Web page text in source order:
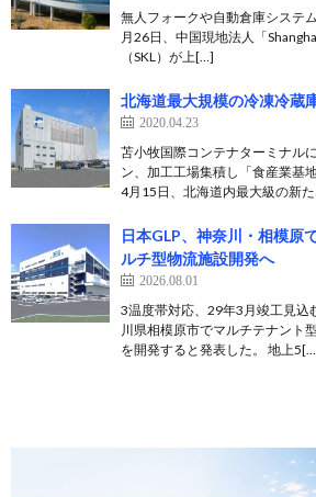
無人フォークや自動倉庫システ
月26日、中国現地法人「
（SKL）が上[…]
北海道最大規模の冷凍冷蔵
2020.04.23
苫小牧国際コンテナターミナル
ン、加工工場集積し「食産業基
4月15日、北海道内最大級の新
日本GLP、神奈川・相模原
ルチ型物流施設開発へ
2026.08.01
3温度帯対応、29年3月竣工見込
川県相模原市でマルチテナント
を開発すると発表した。 地上